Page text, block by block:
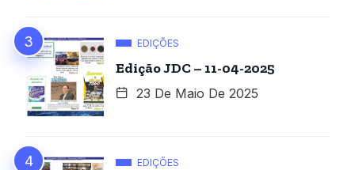
EDIÇÕES
Edição JDC – 11-04-2025
23 De Maio De 2025
EDIÇÕES